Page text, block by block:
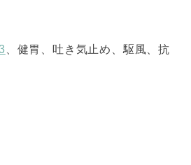
、健胃、吐き気止め、駆風、抗